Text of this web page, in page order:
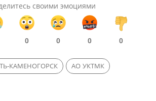
своими эмоциями
0 0 0 0
КАМЕНОГОРСК АО УКТМК